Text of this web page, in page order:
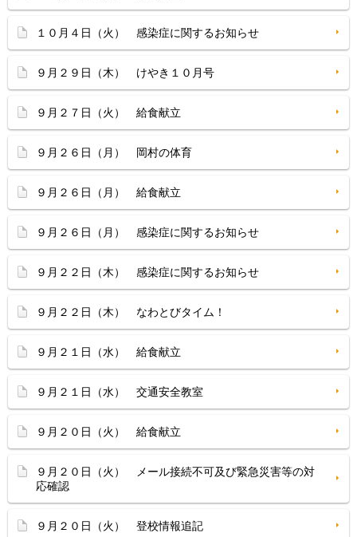
１０月４日（火） 感染症に関するお知らせ
９月２９日（木） けやき１０月号
９月２７日（火） 給食献立
９月２６日（月） 岡村の体育
９月２６日（月） 給食献立
９月２６日（月） 感染症に関するお知らせ
９月２２日（木） 感染症に関するお知らせ
９月２２日（木） なわとびタイム！
９月２１日（水） 給食献立
９月２１日（水） 交通安全教室
９月２０日（火） 給食献立
９月２０日（火） メール接続不可及び緊急災害等の対
応確認
９月２０日（火） 登校情報追記